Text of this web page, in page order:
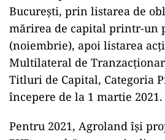
acestea reprezintă o
planul nostru de dezvoltare
generează valoare, iar
investitorilor, în obligațiuni
genera randamentele
atunci când ne-au acordat
al Agroland.